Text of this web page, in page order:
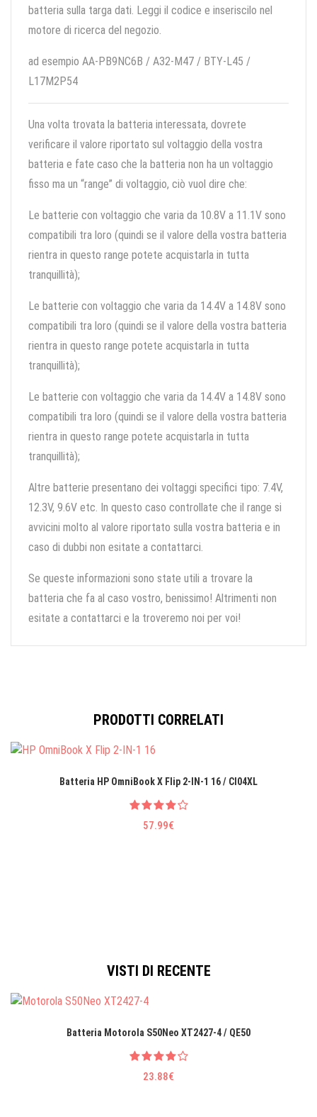
batteria sulla targa dati. Leggi il codice e inseriscilo nel
motore di ricerca del negozio.
ad esempio AA-PB9NC6B / A32-M47 / BTY-L45 /
L17M2P54
Una volta trovata la batteria interessata, dovrete
verificare il valore riportato sul voltaggio della vostra
batteria e fate caso che la batteria non ha un voltaggio
fisso ma un “range” di voltaggio, ciò vuol dire che:
Le batterie con voltaggio che varia da 10.8V a 11.1V sono
compatibili tra loro (quindi se il valore della vostra batteria
rientra in questo range potete acquistarla in tutta
tranquillità);
Le batterie con voltaggio che varia da 14.4V a 14.8V sono
compatibili tra loro (quindi se il valore della vostra batteria
rientra in questo range potete acquistarla in tutta
tranquillità);
Le batterie con voltaggio che varia da 14.4V a 14.8V sono
compatibili tra loro (quindi se il valore della vostra batteria
rientra in questo range potete acquistarla in tutta
tranquillità);
Altre batterie presentano dei voltaggi specifici tipo: 7.4V,
12.3V, 9.6V etc. In questo caso controllate che il range si
avvicini molto al valore riportato sulla vostra batteria e in
caso di dubbi non esitate a contattarci.
Se queste informazioni sono state utili a trovare la
batteria che fa al caso vostro, benissimo! Altrimenti non
esitate a contattarci e la troveremo noi per voi!
PRODOTTI CORRELATI
Batteria HP OmniBook X Flip 2-IN-1 16 / CI04XL
57.99€
VISTI DI RECENTE
Batteria Motorola S50Neo XT2427-4 / QE50
23.88€